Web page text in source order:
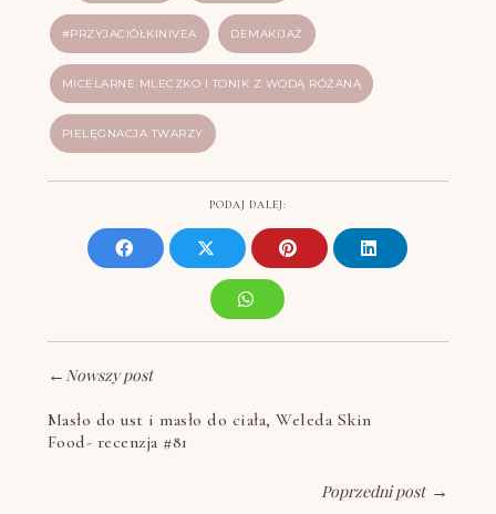
#PRZYJACIÓŁKINIVEA DEMAKIJAŻ
MICELARNE MLECZKO I TONIK Z WODĄ RÓŻANĄ
PIELĘGNACJA TWARZY
PODAJ DALEJ:
← Nowszy post
Masło do ust i masło do ciała, Weleda Skin
Food- recenzja #81
Poprzedni post→